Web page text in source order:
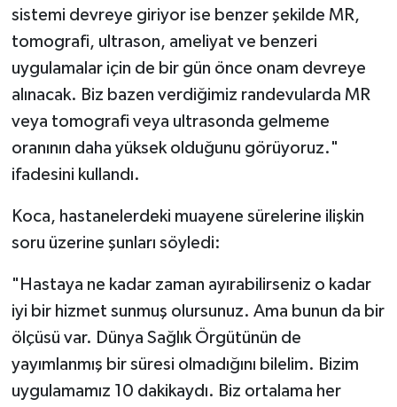
sistemi devreye giriyor ise benzer şekilde MR,
tomografi, ultrason, ameliyat ve benzeri
uygulamalar için de bir gün önce onam devreye
alınacak. Biz bazen verdiğimiz randevularda MR
veya tomografi veya ultrasonda gelmeme
oranının daha yüksek olduğunu görüyoruz."
ifadesini kullandı.
Koca, hastanelerdeki muayene sürelerine ilişkin
soru üzerine şunları söyledi:
"Hastaya ne kadar zaman ayırabilirseniz o kadar
iyi bir hizmet sunmuş olursunuz. Ama bunun da bir
ölçüsü var. Dünya Sağlık Örgütünün de
yayımlanmış bir süresi olmadığını bilelim. Bizim
uygulamamız 10 dakikaydı. Biz ortalama her